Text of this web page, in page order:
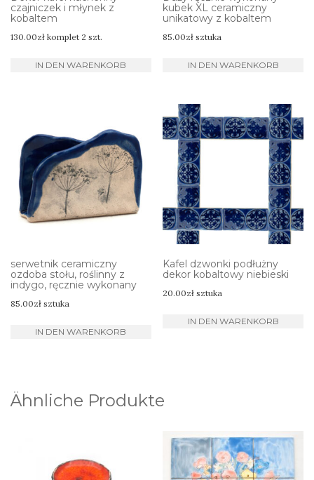
czajniczek i młynek z
kobaltem
130.00zł komplet 2 szt.
IN DEN WARENKORB
kubek XL ceramiczny
unikatowy z kobaltem
85.00zł sztuka
IN DEN WARENKORB
serwetnik ceramiczny
ozdoba stołu, roślinny z
indygo, ręcznie wykonany
85.00zł sztuka
IN DEN WARENKORB
Kafel dzwonki podłużny
dekor kobaltowy niebieski
20.00zł sztuka
IN DEN WARENKORB
Ähnliche Produkte